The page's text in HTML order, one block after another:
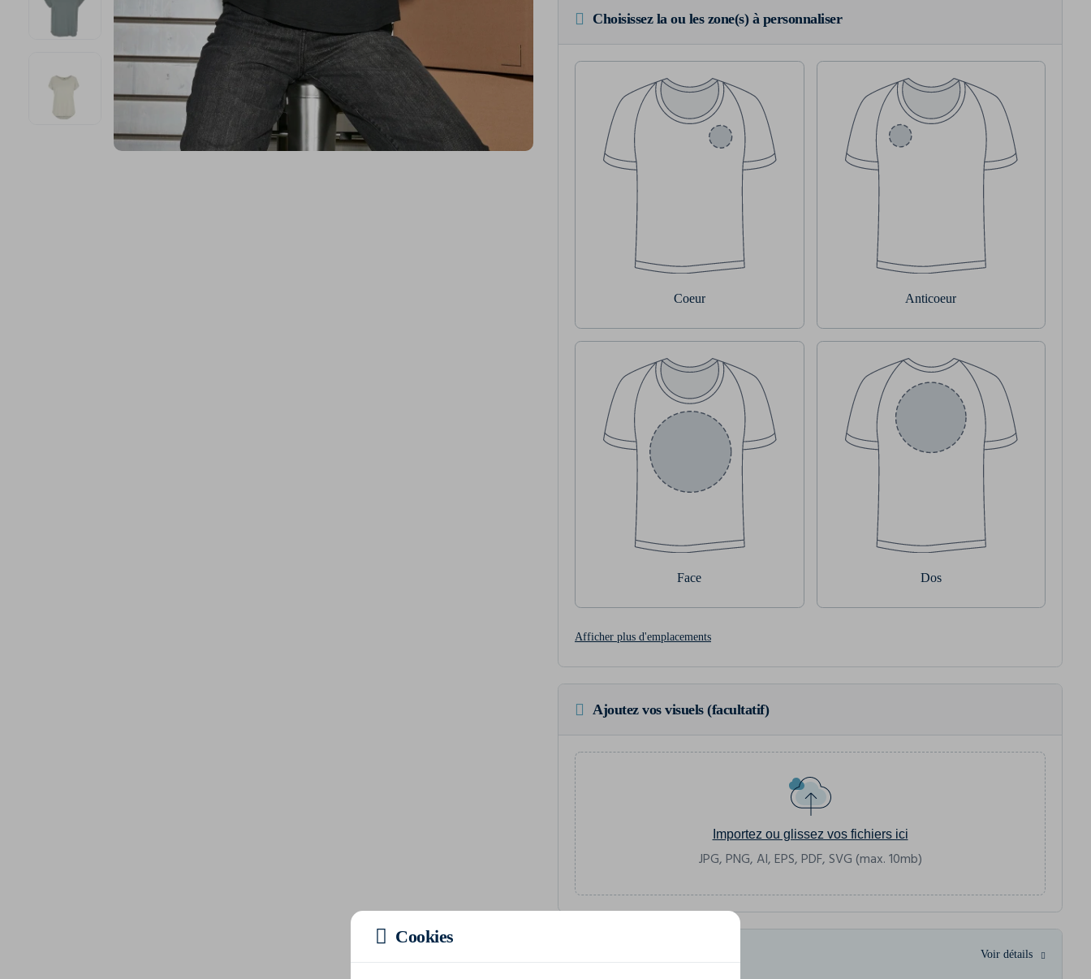
Choisissez la ou les zone(s) à personnaliser
Coeur Anticoeur
Face Dos
Afficher plus d'emplacements
Ajoutez vos visuels (facultatif)
Importez ou glissez vos fichiers ici
JPG, PNG, AI, EPS, PDF, SVG (max. 10mb)
Voir détails
Cookies